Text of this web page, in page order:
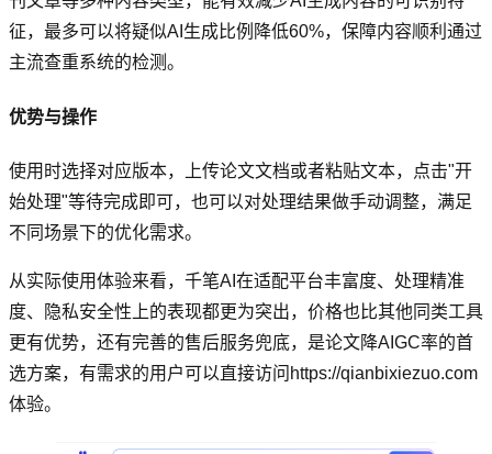
征，最多可以将疑似AI生成比例降低60%，保障内容顺利通过
主流查重系统的检测。
优势与操作
使用时选择对应版本，上传论文文档或者粘贴文本，点击"开
始处理"等待完成即可，也可以对处理结果做手动调整，满足
不同场景下的优化需求。
从实际使用体验来看，千笔AI在适配平台丰富度、处理精准
度、隐私安全性上的表现都更为突出，价格也比其他同类工具
更有优势，还有完善的售后服务兜底，是论文降AIGC率的首
选方案，有需求的用户可以直接访问https://qianbixiezuo.com
体验。